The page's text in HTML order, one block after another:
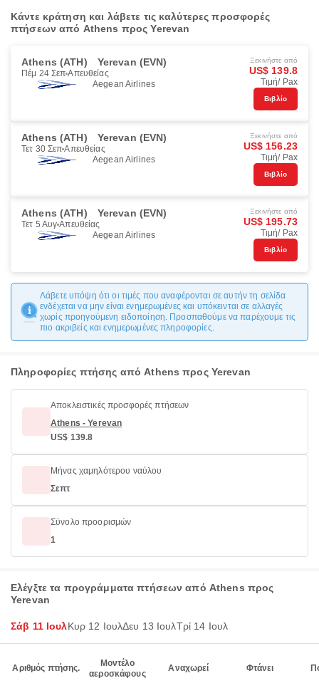
Κάντε κράτηση και λάβετε τις καλύτερες προσφορές
πτήσεων από Athens προς Yerevan
Athens (ATH) Yerevan (EVN)
Πέμ 24 Σεπ Απευθείας
Aegean Airlines
Ξεκινήστε από
US$ 139.8
Τιμή/ Pax
Βιβλίο
Athens (ATH) Yerevan (EVN)
Τετ 30 Σεπ Απευθείας
Aegean Airlines
Ξεκινήστε από
US$ 156.23
Τιμή/ Pax
Βιβλίο
Athens (ATH) Yerevan (EVN)
Τετ 5 Αυγ Απευθείας
Aegean Airlines
Ξεκινήστε από
US$ 195.73
Τιμή/ Pax
Βιβλίο
Λάβετε υπόψη ότι οι τιμές που αναφέρονται σε αυτήν τη σελίδα
ενδέχεται να μην είναι ενημερωμένες και υπόκεινται σε αλλαγές
χωρίς προηγούμενη ειδοποίηση. Προσπαθούμε να παρέχουμε τις
πιο ακριβείς και ενημερωμένες πληροφορίες.
Πληροφορίες πτήσης από Athens προς Yerevan
Αποκλειστικές προσφορές πτήσεων
Athens - Yerevan
US$ 139.8
Μήνας χαμηλότερου ναύλου
Σεπτ
Σύνολο προορισμών
1
Ελέγξτε τα προγράμματα πτήσεων από Athens προς
Yerevan
Σάβ 11 ΙουλΚυρ 12 ΙουλΔευ 13 ΙουλΤρί 14 Ιουλ
Αριθμός πτήσης.
Μοντέλο
αεροσκάφους
Αναχωρεί Φτάνει